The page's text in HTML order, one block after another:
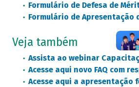
Formulário de Defesa de
Formulário de Apresentação
Veja também
Assista ao webinar
Acesse aqui novo FAQ com
Acesse aqui a apresentação